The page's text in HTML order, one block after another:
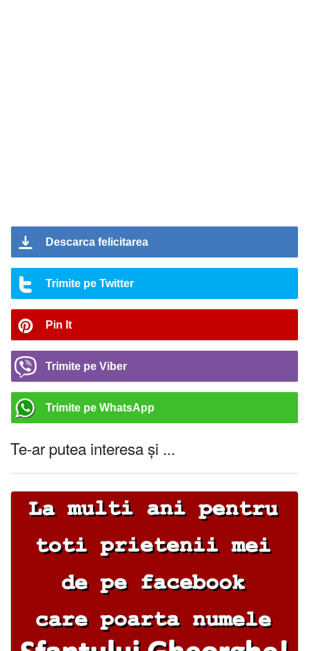
Descarca felicitarea
Trimite pe Twitter
Pin It
Trimite pe Viber
Trimite pe WhatsApp
Te-ar putea interesa și ...